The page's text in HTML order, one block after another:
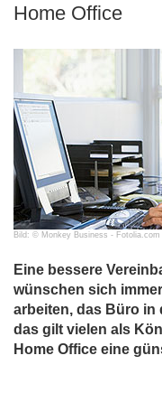
Home Office
Bild: © Monkey Business - Fotolia.com
Eine bessere
wünschen sich
arbeiten, das Büro in
das gilt vielen als
Home Office eine